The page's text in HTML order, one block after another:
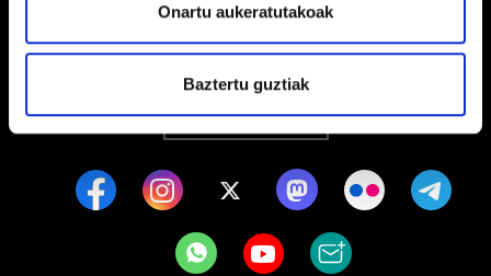
Onartu aukeratutakoak
Baztertu guztiak
EGOITZAK